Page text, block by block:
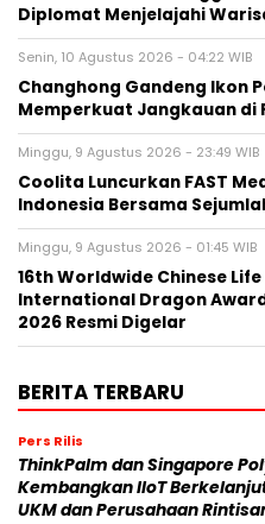
Diplomat Menjelajahi
Senin, 10 Agustus 2026 - 04:22 WIB
Changhong Gandeng Ikon
Memperkuat Jangkauan di
Minggu, 9 Agustus 2026 - 23:49 WIB
Coolita Luncurkan FAST
Indonesia Bersama
Minggu, 9 Agustus 2026 - 01:45 WIB
16th Worldwide Chinese
International Dragon
2026 Resmi Digelar
BERITA TERBARU
Pers Rilis
ThinkPalm dan Singapore
Kembangkan IIoT
UKM dan Perusahaan